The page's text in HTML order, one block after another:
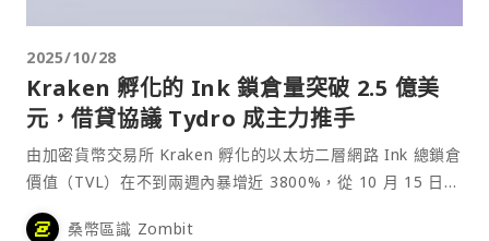
2025/10/28
Kraken 孵化的 Ink 鎖倉量突破 2.5 億美
元，借貸協議 Tydro 成主力推手
由加密貨幣交易所 Kraken 孵化的以太坊二層網路 Ink 總鎖倉
價值（TVL）在不到兩週內暴增近 3800%，從 10 月 15 日的
642 萬美元上升至截稿時約 2.5 億美元。⋯
桑幣區識 Zombit